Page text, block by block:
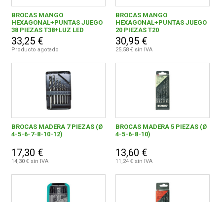
BROCAS MANGO
HEXAGONAL+PUNTAS JUEGO
38 PIEZAS T38+LUZ LED
33,25 €
Producto agotado
BROCAS MANGO
HEXAGONAL+PUNTAS JUEGO
20 PIEZAS T20
30,95 €
25,58 € sin IVA
BROCAS MADERA 7 PIEZAS (Ø
4-5-6-7-8-10-12)
17,30 €
14,30 € sin IVA
BROCAS MADERA 5 PIEZAS (Ø
4-5-6-8-10)
13,60 €
11,24 € sin IVA